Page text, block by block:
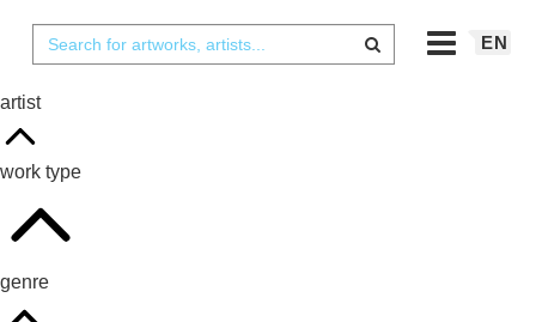
EN
artist
work type
genre